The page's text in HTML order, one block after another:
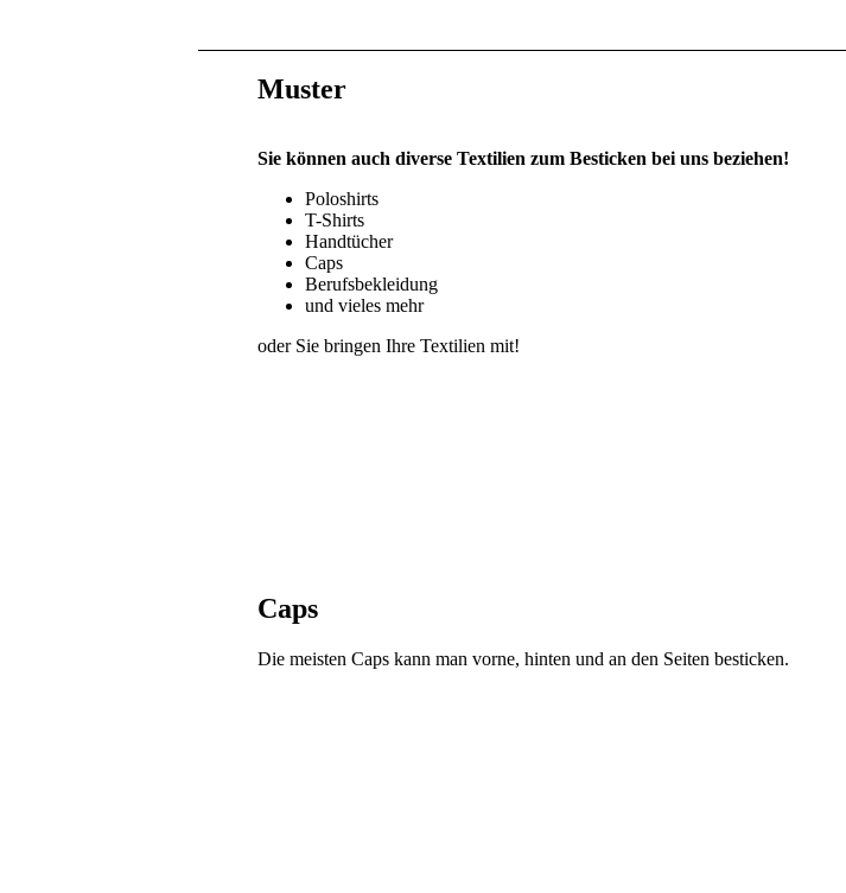
Muster
Sie können auch diverse Textilien zum Besticken bei uns beziehen!
Poloshirts
T-Shirts
Handtücher
Caps
Berufsbekleidung
und vieles mehr
oder Sie bringen Ihre Textilien mit!
Caps
Die meisten Caps kann man vorne, hinten und an den Seiten besticken.